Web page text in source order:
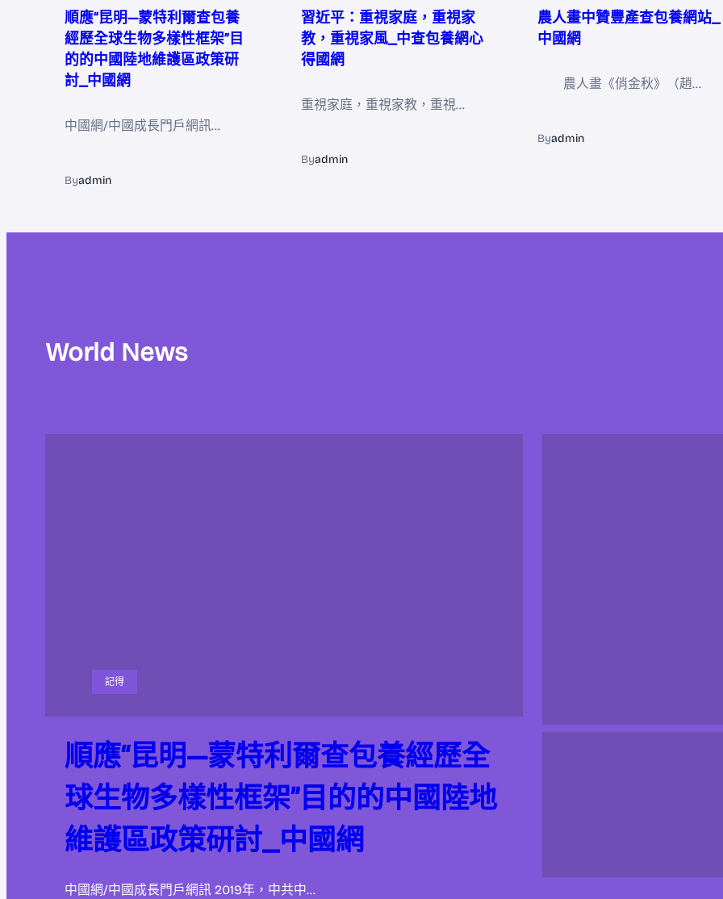
順應“昆明—蒙特利爾查包養
經歷全球生物多樣性框架”目
的的中國陸地維護區政策研
討_中國網
中國網/中國成長門戶網訊…
Byadmin
習近平：重視家庭，重視家
教，重視家風_中查包養網心
得國網
重視家庭，重視家教，重視…
Byadmin
農人畫中贊豐產查包養網站_
中國網
農人畫《俏金秋》（趙…
Byadmin
World News
記得
順應“昆明—蒙特利爾查包養經歷全
球生物多樣性框架”目的的中國陸地
維護區政策研討_中國網
中國網/中國成長門戶網訊 2019年，中共中…